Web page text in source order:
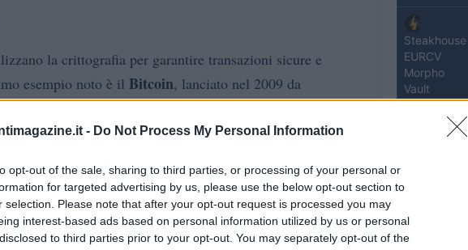
- Do Not Process My Personal Information
opt-out of the sale, sharing to third parties, or processing of your personal or
for targeted advertising by us, please use the below opt-out section to
selection. Please note that after your opt-out request is processed you may
interest-based ads based on personal information utilized by us or personal
to third parties prior to your opt-out. You may separately opt-out of the
la crittografia per garantire transazioni sicure e
esempio noto è il Bitcoin, lanciato nel 2009 da
con migliaia di nuove valute che sono
delle criptovalute ha raggiunto un valore
Steakhouse
EURCV
Morpho
Vault
(EPOCH)
Stride